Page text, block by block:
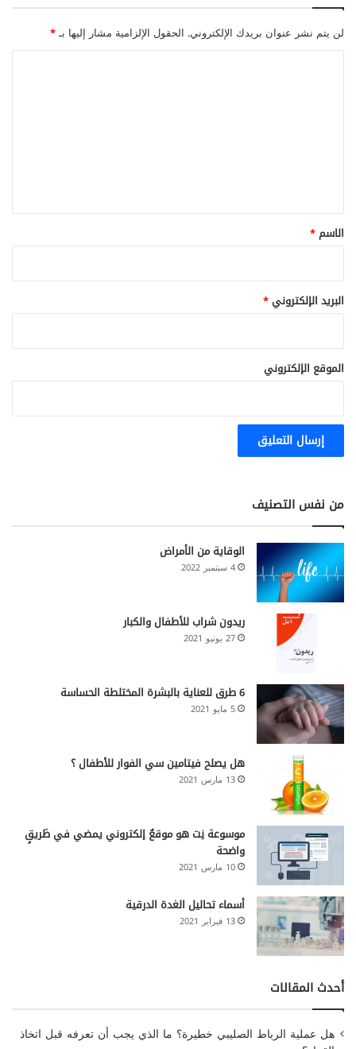
لن يتم نشر عنوان بريدك الإلكتروني. الحقول الإلزامية مشار إليها بـ*
*
الاسم*
البريد الإلكتروني*
الموقع الإلكتروني
من نفس التصنيف
الوقاية من الأمراض
4 سبتمبر 2022
ريدون شراب للأطفال والكبار
27 يونيو 2021
6 طرق للعناية بالبشرة المختلطة الحساسة
5 مايو 2021
هل يصلح فيتامين سي الفوار للأطفال ؟
13 مارس 2021
موسوعة نِت هو موقعٌ إلكتروني يمضي في طَريقٍ
واضحة
10 مارس 2021
أسماء تحاليل الغدة الدرقية
13 فبراير 2021
أحدث المقالات
هل عملية الرباط الصليبي خطيرة؟ ما الذي يجب أن تعرفه قبل اتخاذ